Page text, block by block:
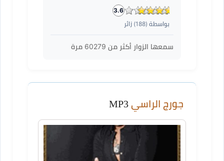
3.6
بواسطة (188) زائر
سمعها الزوار أكثر من 60279 مرة
جورج الراسي